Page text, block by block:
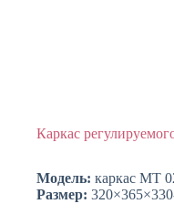
Каркас
Модель: каркас МТ
Размер: